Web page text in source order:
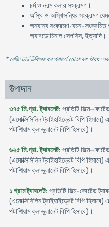
চর্ম ও নরম কলার সংক্রমণ।
অস্থি ও অস্থিসন্ধির সংক্রমণ
অন্যান্য সংক্রমণ যেমন-সংক্রমিত
অ্যাবডোমিনাল সেপসিস, ইত্যাদি।
* রেজিস্টার্ড চিকিৎসকের পরামর্শ মোতাবেক ঔষধ
উপাদান
৩৭৫ মি.গ্রা. ট্যাবলেট: প্রতিটি ফিল্ম-
(এমোক্সিসিলিন ট্রাইহাইড্রেট বিপি
পটাশিয়াম ক্লাভুলানেট বিপি হিসাবে)।
৬২৫ মি.গ্রা. ট্যাবলেট: প্রতিটি ফিল্ম-
(এমোক্সিসিলিন ট্রাইহাইড্রেট বিপি
পটাশিয়াম ক্লাভুলানেট বিপি হিসাবে)।
১ গ্রাম ট্যাবলেট: প্রতিটি ফিল্ম-কোটেড
(এমোক্সিসিলিন ট্রাইহাইড্রেট বিপি
পটাশিয়াম ক্লাভুলানেট বিপি হিসাবে)।